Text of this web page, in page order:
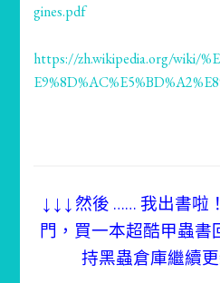
gines.pdf
https://zh.wikipedia.org/wiki/
↓ ↓ ↓ 然後 …… 我出書
門，買一本超酷甲蟲書
持黑蟲倉庫繼續更